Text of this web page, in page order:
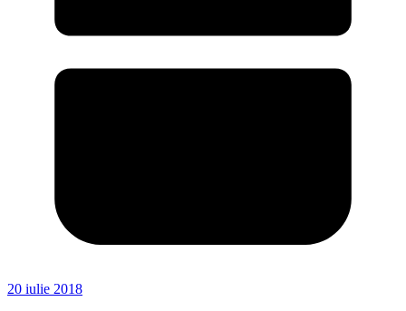
20 iulie 2018